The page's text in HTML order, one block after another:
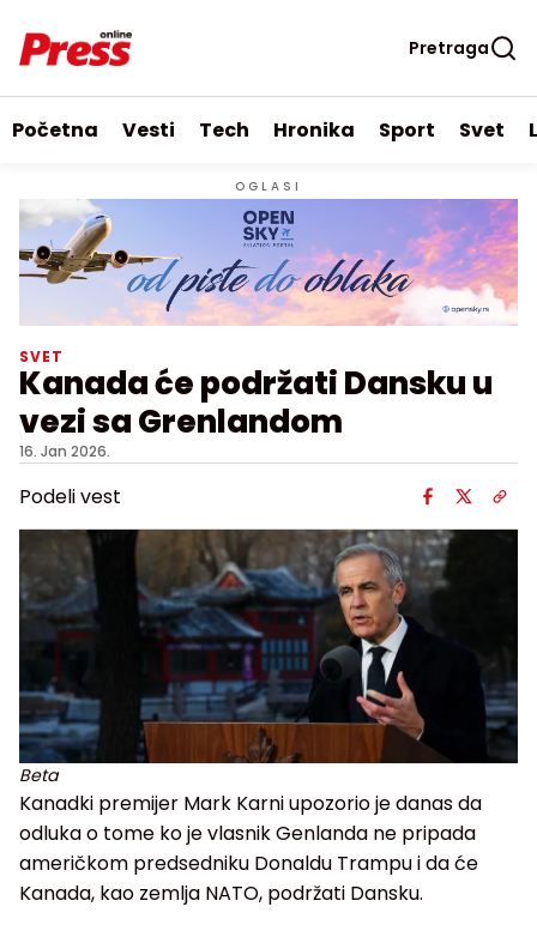
Pretraga
Početna Vesti Tech Hronika Sport Svet
OGLASI
SVET
Kanada će podržati Dansku u
vezi sa Grenlandom
16. Jan 2026.
Podeli vest
Beta
Kanadki premijer Mark Karni upozorio je danas da
odluka o tome ko je vlasnik Genlanda ne pripada
američkom predsedniku Donaldu Trampu i da će
Kanada, kao zemlja NATO, podržati Dansku.